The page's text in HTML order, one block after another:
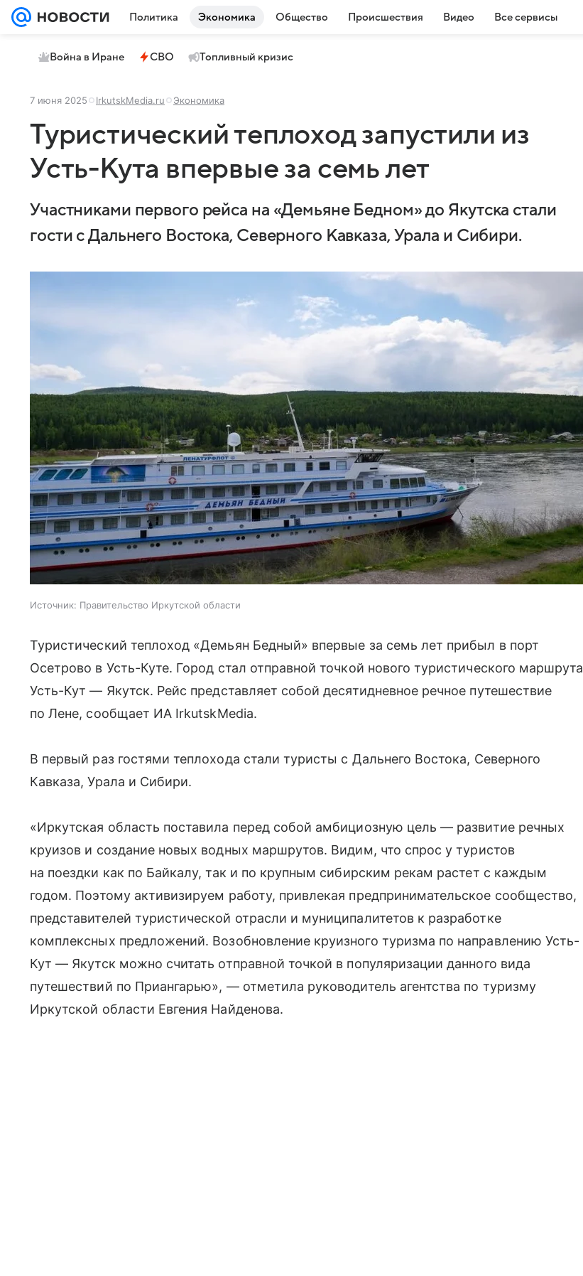
Политика Экономика Общество Происшествия Видео Все сервисы
Война в Иране СВО Топливный кризис
7 июня 2025 IrkutskMedia.ru Экономика
Туристический теплоход запустили из
Усть-Кута впервые за семь лет
Участниками первого рейса на «Демьяне Бедном» до Якутска стали
гости с Дальнего Востока, Северного Кавказа, Урала и Сибири.
Источник: Правительство Иркутской области
Туристический теплоход «Демьян Бедный» впервые за семь лет прибыл в порт
Осетрово в Усть-Куте. Город стал отправной точкой нового туристического маршрута
Усть-Кут — Якутск. Рейс представляет собой десятидневное речное путешествие
по Лене, сообщает ИА IrkutskMedia.
В первый раз гостями теплохода стали туристы с Дальнего Востока, Северного
Кавказа, Урала и Сибири.
«Иркутская область поставила перед собой амбициозную цель — развитие речных
круизов и создание новых водных маршрутов. Видим, что спрос у туристов
на поездки как по Байкалу, так и по крупным сибирским рекам растет с каждым
годом. Поэтому активизируем работу, привлекая предпринимательское сообщество,
представителей туристической отрасли и муниципалитетов к разработке
комплексных предложений. Возобновление круизного туризма по направлению Усть-
Кут — Якутск можно считать отправной точкой в популяризации данного вида
путешествий по Приангарью», — отметила руководитель агентства по туризму
Иркутской области Евгения Найденова.